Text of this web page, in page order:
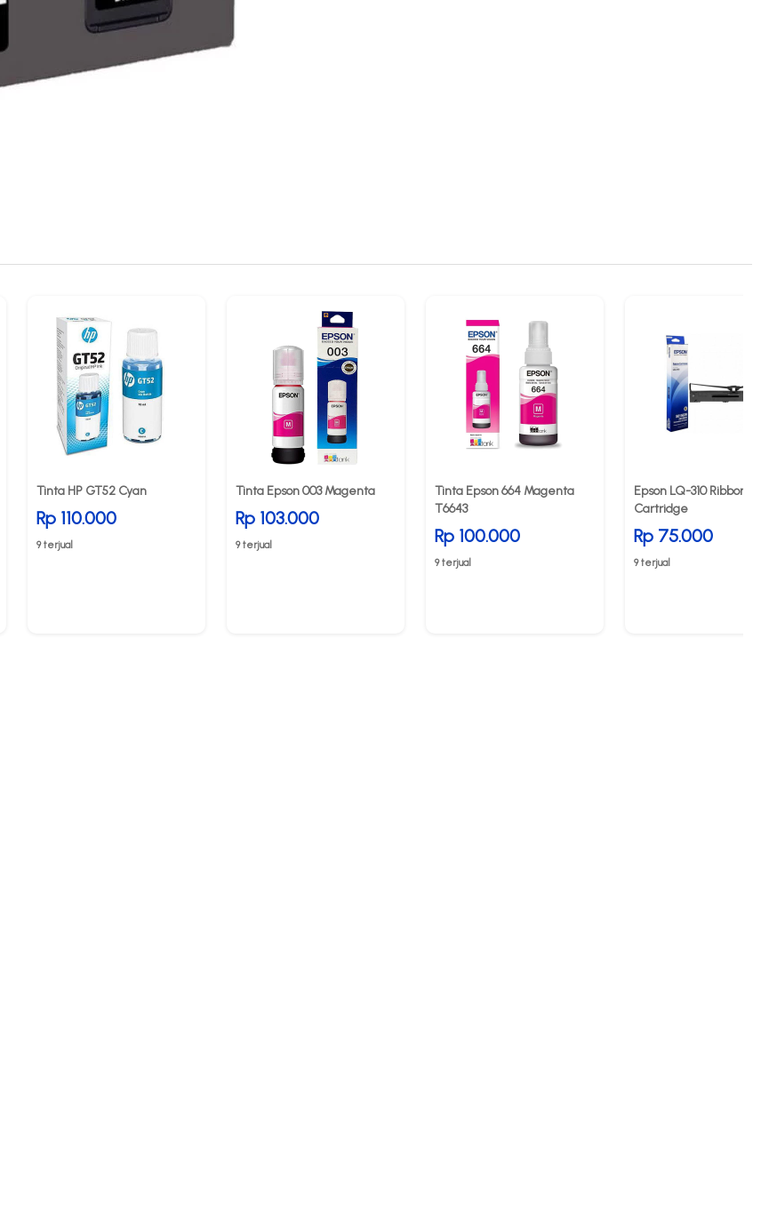
Tinta HP GT52 Cyan
Rp 110.000
9 terjual
Tinta Epson 003 Magenta
Rp 103.000
9 terjual
Tinta Epson 664 Magenta
T6643
Rp 100.000
9 terjual
Epson LQ-310 Ribbon
Cartridge
Rp 75.000
9 terjual